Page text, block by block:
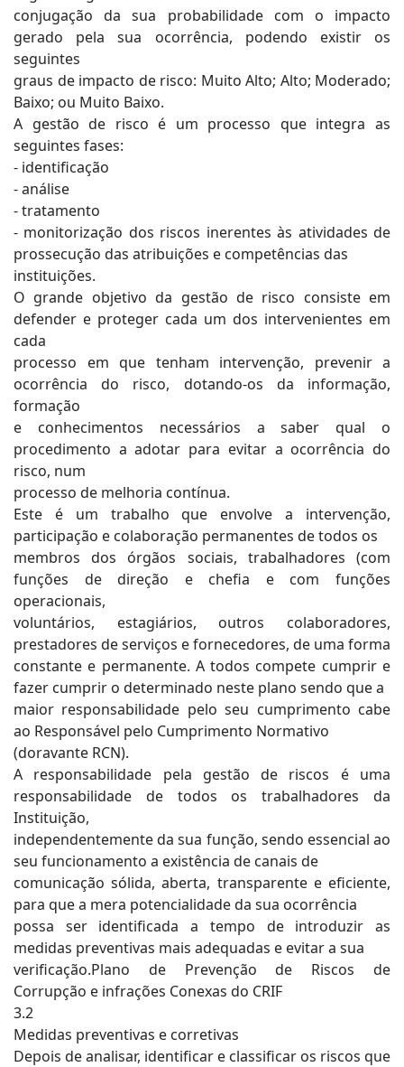
conjugação da sua probabilidade com o impacto
gerado pela sua ocorrência, podendo existir os
seguintes
graus de impacto de risco: Muito Alto; Alto; Moderado;
Baixo; ou Muito Baixo.
A gestão de risco é um processo que integra as
seguintes fases:
- identificação
- análise
- tratamento
- monitorização dos riscos inerentes às atividades de
prossecução das atribuições e competências das
instituições.
O grande objetivo da gestão de risco consiste em
defender e proteger cada um dos intervenientes em
cada
processo em que tenham intervenção, prevenir a
ocorrência do risco, dotando-os da informação,
formação
e conhecimentos necessários a saber qual o
procedimento a adotar para evitar a ocorrência do
risco, num
processo de melhoria contínua.
Este é um trabalho que envolve a intervenção,
participação e colaboração permanentes de todos os
membros dos órgãos sociais, trabalhadores (com
funções de direção e chefia e com funções
operacionais,
voluntários, estagiários, outros colaboradores,
prestadores de serviços e fornecedores, de uma forma
constante e permanente. A todos compete cumprir e
fazer cumprir o determinado neste plano sendo que a
maior responsabilidade pelo seu cumprimento cabe
ao Responsável pelo Cumprimento Normativo
(doravante RCN).
A responsabilidade pela gestão de riscos é uma
responsabilidade de todos os trabalhadores da
Instituição,
independentemente da sua função, sendo essencial ao
seu funcionamento a existência de canais de
comunicação sólida, aberta, transparente e eficiente,
para que a mera potencialidade da sua ocorrência
possa ser identificada a tempo de introduzir as
medidas preventivas mais adequadas e evitar a sua
verificação.Plano de Prevenção de Riscos de
Corrupção e infrações Conexas do CRIF
3.2
Medidas preventivas e corretivas
Depois de analisar, identificar e classificar os riscos que